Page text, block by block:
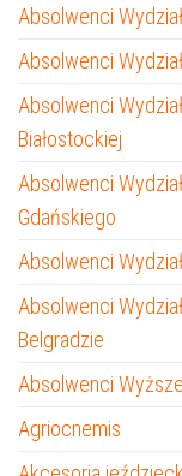
Absolwenci
Absolwenci
Absolwenci
Białostockiej
Absolwenci
Gdańskiego
Absolwenci
Absolwenci
Belgradzie
Absolwenci
Agriocnemis